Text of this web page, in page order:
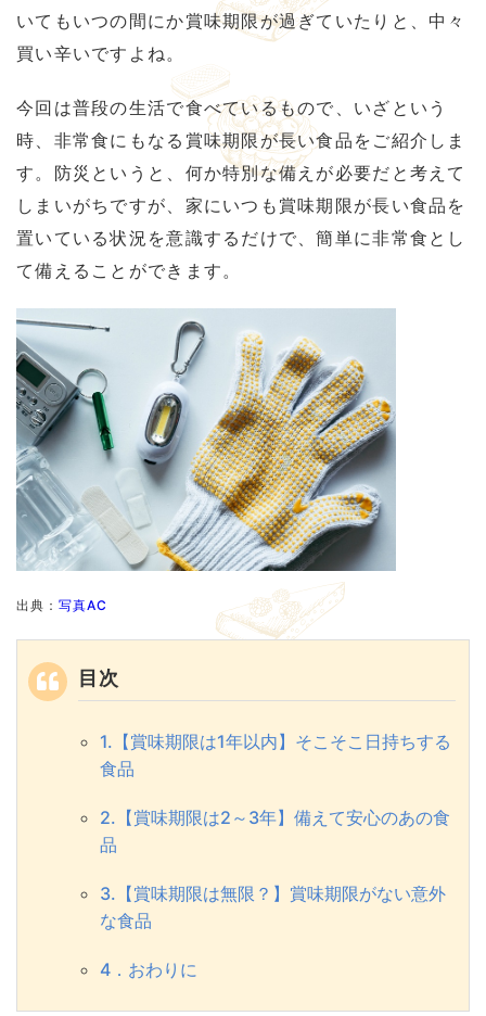
いてもいつの間にか賞味期限が過ぎていたりと、中々
買い辛いですよね。
今回は普段の生活で食べているもので、いざという
時、非常食にもなる賞味期限が長い食品をご紹介しま
す。防災というと、何か特別な備えが必要だと考えて
しまいがちですが、家にいつも賞味期限が長い食品を
置いている状況を意識するだけで、簡単に非常食とし
て備えることができます。
出典： 写真AC
目次
1.【賞味期限は1年以内】そこそこ日持ちする
食品
2.【賞味期限は2～3年】備えて安心のあの食
品
3.【賞味期限は無限？】賞味期限がない意外
な食品
4．おわりに